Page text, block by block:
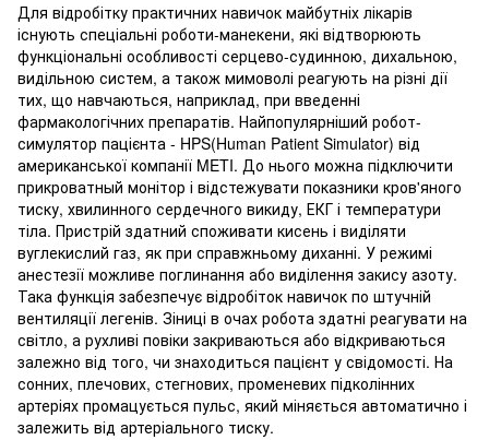
Для відробітку практичних навичок майбутніх лікарів
існують спеціальні роботи-манекени, які відтворюють
функціональні особливості серцево-судинною, дихальною,
видільною систем, а також мимоволі реагують на різні дії
тих, що навчаються, наприклад, при введенні
фармакологічних препаратів. Найпопулярніший робот-
симулятор пацієнта - HPS(Human Patient Simulator) від
американської компанії METI. До нього можна підключити
прикроватный монітор і відстежувати показники кров'яного
тиску, хвилинного сердечного викиду, ЕКГ і температури
тіла. Пристрій здатний споживати кисень і виділяти
вуглекислий газ, як при справжньому диханні. У режимі
анестезії можливе поглинання або виділення закису азоту.
Така функція забезпечує відробіток навичок по штучній
вентиляції легенів. Зіниці в очах робота здатні реагувати на
світло, а рухливі повіки закриваються або відкриваються
залежно від того, чи знаходиться пацієнт у свідомості. На
сонних, плечових, стегнових, променевих підколінних
артеріях промацується пульс, який міняється автоматично і
залежить від артеріального тиску.